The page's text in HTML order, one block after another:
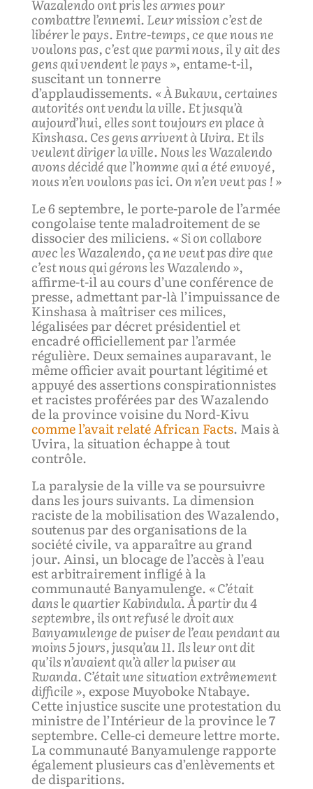
Wazalendo ont pris les armes pour
combattre l’ennemi. Leur mission c’est de
libérer le pays. Entre-temps, ce que nous ne
voulons pas, c’est que parmi nous, il y ait des
gens qui vendent le pays », entame-t-il,
suscitant un tonnerre
d’applaudissements. «À Bukavu, certaines
autorités ont vendu la ville. Et jusqu’à
aujourd’hui, elles sont toujours en place à
Kinshasa.Ces gens arrivent à Uvira. Et ils
veulent diriger la ville. Nous les Wazalendo
avons décidé que l’homme qui a été envoyé,
nous n’en voulons pas ici. On n’en veut pas ! »
Le 6 septembre, le porte-parole de l’armée
congolaise tente maladroitement de se
dissocier des miliciens. «Si on collabore
avec les Wazalendo, ça ne veut pas dire que
c’est nous qui gérons les Wazalendo »,
affirme-t-il au cours d’une conférence de
presse, admettant par-là l’impuissance de
Kinshasa à maîtriser ces milices,
légalisées par décret présidentiel et
encadré officiellement par l’armée
régulière. Deux semaines auparavant, le
même officier avait pourtant légitimé et
appuyé des assertions conspirationnistes
et racistes proférées par des Wazalendo
de la province voisine du Nord-Kivu
comme l’avait relaté African Facts. Mais à
Uvira, la situation échappe à tout
contrôle.
La paralysie de la ville va se poursuivre
dans les jours suivants. La dimension
raciste de la mobilisation des Wazalendo,
soutenus par des organisations de la
société civile, va apparaître au grand
jour. Ainsi, un blocage de l’accès à l’eau
est arbitrairement infligé à la
communauté Banyamulenge. «C’était
dans le quartierKabindula.À partir du4
septembre,ils ont refuséle droitaux
Banyamulenge de puiser de l’eau pendant au
moins 5 jours, jusqu’au 11.Ilsleuront dit
qu’ils n’avaient qu’àallerlapuiser au
Rwanda. C’étaitune situationextrêmement
difficile », expose Muyoboke Ntabaye.
Cette injustice suscite une protestation du
ministre de l’Intérieur de la province le 7
septembre. Celle-ci demeure lettre morte.
La communauté Banyamulenge rapporte
également plusieurs cas d’enlèvements et
de disparitions.